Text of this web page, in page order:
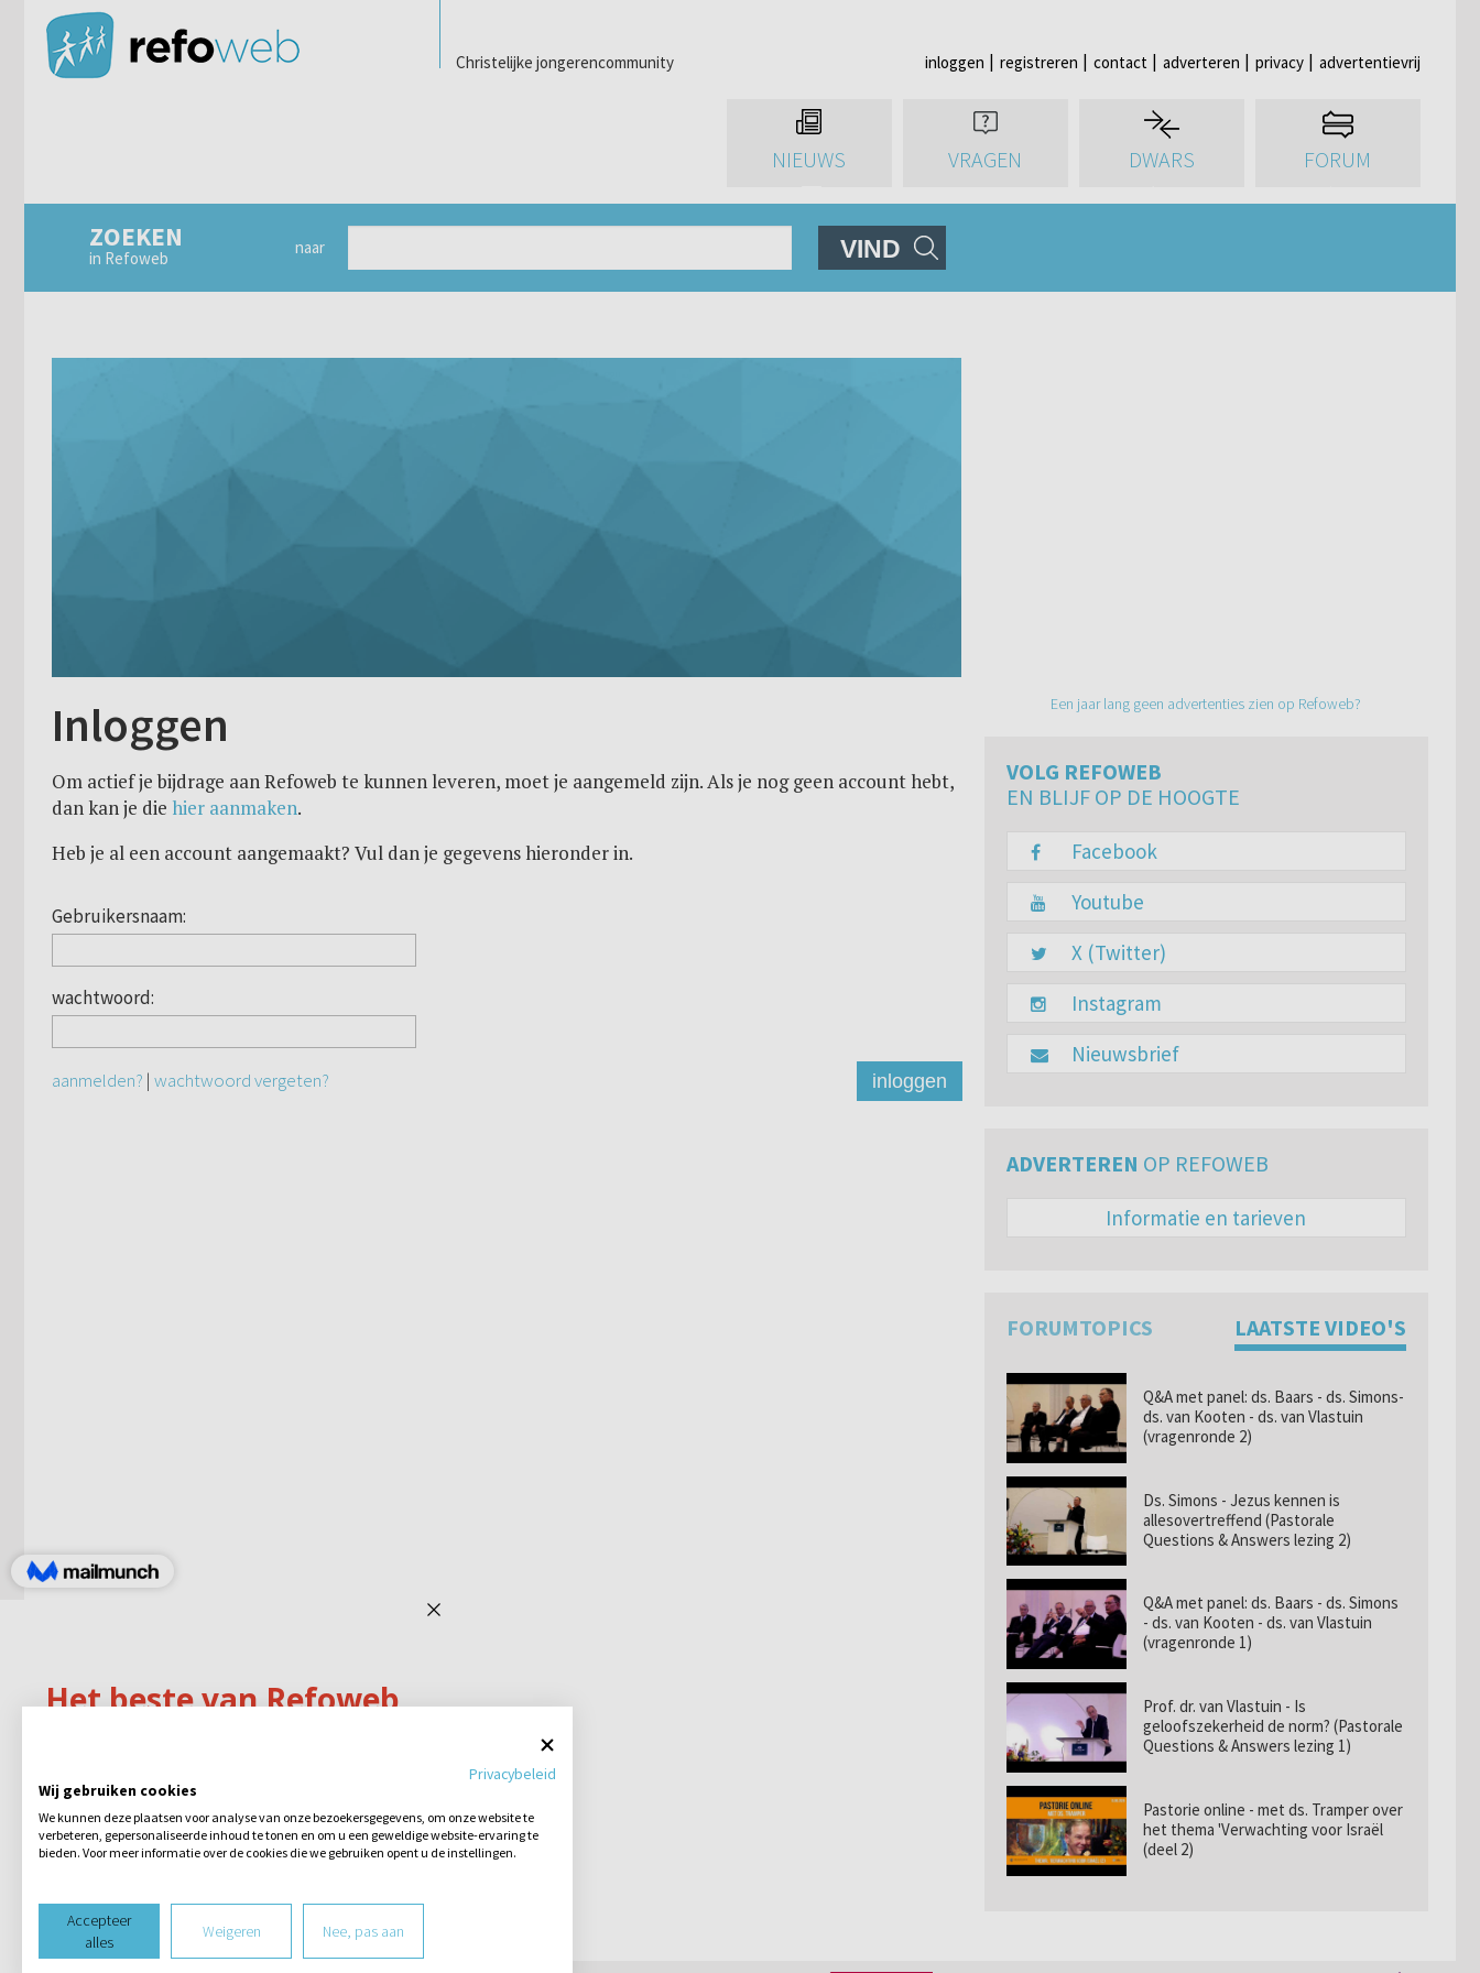
Christelijke jongerencommunity inloggen registreren contact adverteren privacy advertentievrij
NIEUWS VRAGEN DWARS FORUM
ZOEKEN
in Refoweb
naar VIND
Inloggen
Om actief je bijdrage aan Refoweb te kunnen leveren, moet je aangemeld zijn. Als je nog geen account hebt,
dan kan je die hier aanmaken.
Heb je al een account aangemaakt? Vul dan je gegevens hieronder in.
Gebruikersnaam:
wachtwoord:
aanmelden? | wachtwoord vergeten? inloggen
Een jaar lang geen advertenties zien op Refoweb?
VOLG REFOWEB
EN BLIJF OP DE HOOGTE
Facebook
Youtube
X (Twitter)
Instagram
Nieuwsbrief
ADVERTEREN OP REFOWEB
Informatie en tarieven
FORUMTOPICS LAATSTE VIDEO'S
Q&A met panel: ds. Baars - ds. Simons-
ds. van Kooten - ds. van Vlastuin
(vragenronde 2)
Ds. Simons - Jezus kennen is
allesovertreffend (Pastorale
Questions & Answers lezing 2)
Q&A met panel: ds. Baars - ds. Simons
- ds. van Kooten - ds. van Vlastuin
(vragenronde 1)
Prof. dr. van Vlastuin - Is
geloofszekerheid de norm? (Pastorale
Questions & Answers lezing 1)
Pastorie online - met ds. Tramper over
het thema 'Verwachting voor Israël
(deel 2)
Privacybeleid
Wij gebruiken cookies
We kunnen deze plaatsen voor analyse van onze bezoekersgegevens, om onze website te
verbeteren, gepersonaliseerde inhoud te tonen en om u een geweldige website-ervaring te
bieden. Voor meer informatie over de cookies die we gebruiken opent u de instellingen.
Accepteer
alles
Weigeren Nee, pas aan